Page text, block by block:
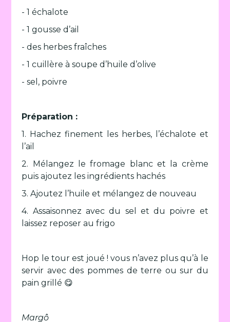
- 1 échalote
- 1 gousse d’ail
- des herbes fraîches
- 1 cuillère à soupe d’huile d’olive
- sel, poivre
Préparation :
1. Hachez finement les herbes, l’échalote et
l’ail
2. Mélangez le fromage blanc et la crème
puis ajoutez les ingrédients hachés
3. Ajoutez l’huile et mélangez de nouveau
4. Assaisonnez avec du sel et du poivre et
laissez reposer au frigo
Hop le tour est joué ! vous n’avez plus qu’à le
servir avec des pommes de terre ou sur du
pain grillé 😋
Margô